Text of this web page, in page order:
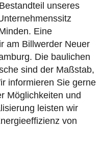
unseres
Eine
am Billwerder Neuer
Die baulichen
sind der Maßstab,
informieren Sie gerne
Möglichkeiten und
leisten wir
von